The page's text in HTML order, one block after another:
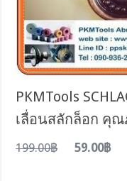
PKMTools
เลื่อนสลักล็อก คุณ
199.00฿ 59.00฿